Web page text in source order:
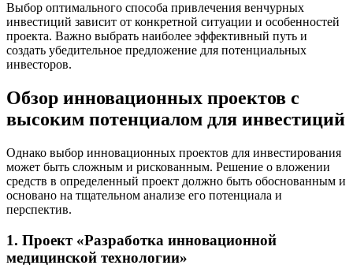
Выбор оптимального способа привлечения венчурных
инвестиций зависит от конкретной ситуации и особенностей
проекта. Важно выбрать наиболее эффективный путь и
создать убедительное предложение для потенциальных
инвесторов.
Обзор инновационных проектов с
высоким потенциалом для инвестиций
Однако выбор инновационных проектов для инвестирования
может быть сложным и рискованным. Решение о вложении
средств в определенный проект должно быть обоснованным и
основано на тщательном анализе его потенциала и
перспектив.
1. Проект «Разработка инновационной
медицинской технологии»